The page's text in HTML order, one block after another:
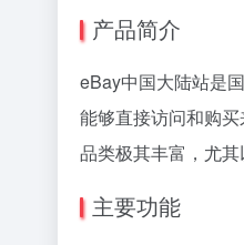
产品简介
eBay中国大陆站是
能够直接访问和购
品类极其丰富，尤其
主要功能